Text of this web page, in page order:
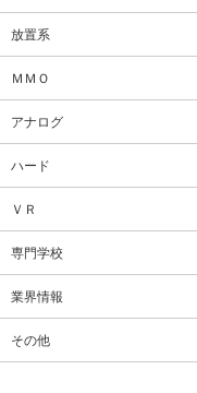
放置系
ＭＭＯ
アナログ
ハード
ＶＲ
専門学校
業界情報
その他